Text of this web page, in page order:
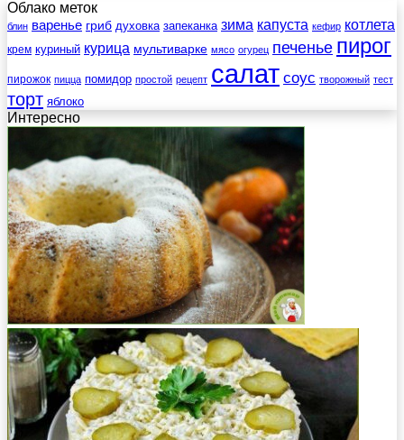
Облако меток
блин варенье гриб духовка запеканка зима капуста кефир котлета
крем куриный курица мультиварке мясо огурец печенье пирог
пирожок пицца помидор простой рецепт салат соус творожный тест
торт яблоко
Интересно